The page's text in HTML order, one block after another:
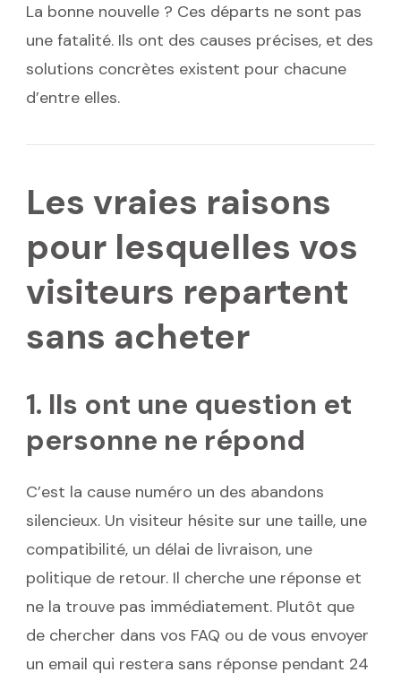
La bonne nouvelle ? Ces départs ne sont pas
une fatalité. Ils ont des causes précises, et des
solutions concrètes existent pour chacune
d’entre elles.
Les vraies raisons
pour lesquelles vos
visiteurs repartent
sans acheter
1. Ils ont une question et
personne ne répond
C’est la cause numéro un des abandons
silencieux. Un visiteur hésite sur une taille, une
compatibilité, un délai de livraison, une
politique de retour. Il cherche une réponse et
ne la trouve pas immédiatement. Plutôt que
de chercher dans vos FAQ ou de vous envoyer
un email qui restera sans réponse pendant 24